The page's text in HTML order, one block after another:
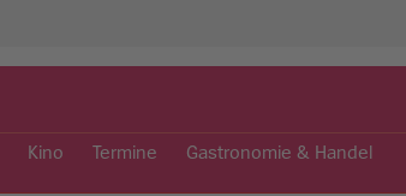
Kino Termine Gastronomie & Handel